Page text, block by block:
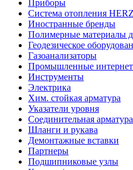
Приборы
Система отопления HERZ
Иностранные бренды
Полимерные материалы
Геодезическое
Газоанализаторы
Промышленные интернет
Инструменты
Электрика
Хим. стойкая арматура
Указатели уровня
Соединительная
Шланги и рукава
Демонтажные вставки
Партнеры
Подшипниковые узлы